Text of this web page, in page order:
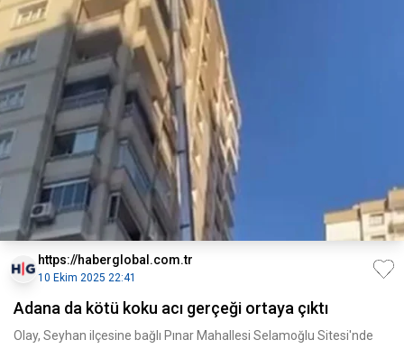
https://haberglobal.com.tr
10 Ekim 2025 22:41
Adana da kötü koku acı gerçeği ortaya çıktı
Olay, Seyhan ilçesine bağlı Pınar Mahallesi Selamoğlu Sitesi'nde